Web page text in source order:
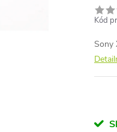
Kód
Sony